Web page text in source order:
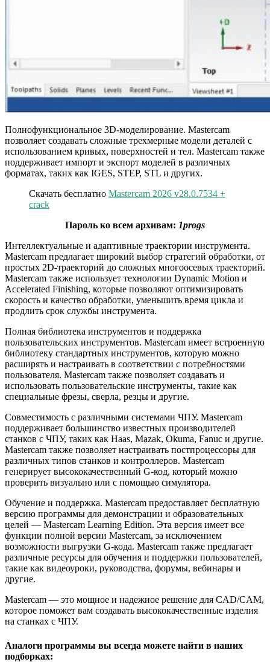
Полнофункциональное 3D-моделирование. Mastercam
позволяет создавать сложные трехмерные модели деталей с
использованием кривых, поверхностей и тел. Mastercam также
поддерживает импорт и экспорт моделей в различных
форматах, таких как IGES, STEP, STL и других.
Скачать бесплатно Mastercam 2026 v28.0.7534 +
crack
Пароль ко всем архивам: 1progs
Интеллектуальные и адаптивные траектории инструмента.
Mastercam предлагает широкий выбор стратегий обработки, от
простых 2D-траекторий до сложных многоосевых траекторий.
Mastercam также использует технологии Dynamic Motion и
Accelerated Finishing, которые позволяют оптимизировать
скорость и качество обработки, уменьшить время цикла и
продлить срок службы инструмента.
Полная библиотека инструментов и поддержка
пользовательских инструментов. Mastercam имеет встроенную
библиотеку стандартных инструментов, которую можно
расширять и настраивать в соответствии с потребностями
пользователя. Mastercam также позволяет создавать и
использовать пользовательские инструменты, такие как
специальные фрезы, сверла, резцы и другие.
Совместимость с различными системами ЧПУ. Mastercam
поддерживает большинство известных производителей
станков с ЧПУ, таких как Haas, Mazak, Okuma, Fanuc и другие.
Mastercam также позволяет настраивать постпроцессоры для
различных типов станков и контроллеров. Mastercam
генерирует высококачественный G-код, который можно
проверить визуально или с помощью симулятора.
Обучение и поддержка. Mastercam предоставляет бесплатную
версию программы для демонстрации и образовательных
целей — Mastercam Learning Edition. Эта версия имеет все
функции полной версии Mastercam, за исключением
возможности выгрузки G-кода. Mastercam также предлагает
различные ресурсы для обучения и поддержки пользователей,
такие как видеоуроки, руководства, форумы, вебинары и
другие.
Mastercam — это мощное и надежное решение для CAD/CAM,
которое поможет вам создавать высококачественные изделия
на станках с ЧПУ.
Аналоги программы вы всегда можете найти в наших
подборках: